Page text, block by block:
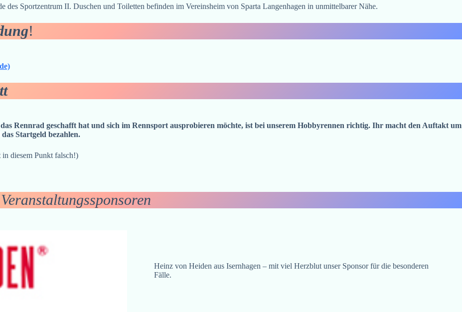
des Sportzentrum II. Duschen und Toiletten befinden im Vereinsheim von Sparta Langenhagen in unmittelbarer Nähe.
!
Rennrad geschafft hat und sich im Rennsport ausprobieren möchte, ist bei unserem Hobbyrennen richtig. Ihr macht den Auftakt um
Startgeld bezahlen.
diesem Punkt falsch!)
Heinz von Heiden aus Isernhagen – mit viel Herzblut unser Sponsor für die besonderen
Fälle.